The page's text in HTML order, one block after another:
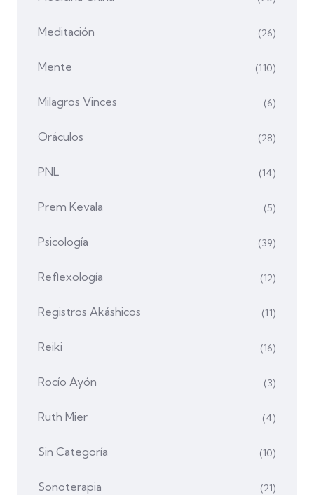
Meditación (26)
Mente (110)
Milagros Vinces (6)
Oráculos (28)
PNL (14)
Prem Kevala (5)
Psicología (39)
Reflexología (12)
Registros Akáshicos (11)
Reiki (16)
Rocío Ayón (3)
Ruth Mier (4)
Sin Categoría (10)
Sonoterapia (21)